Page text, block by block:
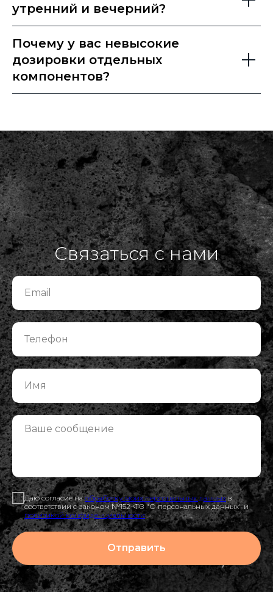
утренний и вечерний?
Почему у вас невысокие
дозировки отдельных
компонентов?
Связаться с нами
Даю согласие наобработку моих персональных данныхв
соответствии с законом №152-ФЗ "О персональных данных" и
политикой конфиденциальности
Отправить